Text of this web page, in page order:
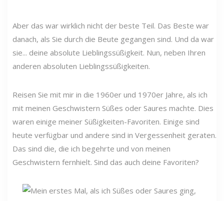
Aber das war wirklich nicht der beste Teil. Das Beste war
danach, als Sie durch die Beute gegangen sind. Und da war
sie... deine absolute Lieblingssüßigkeit. Nun, neben Ihren
anderen absoluten Lieblingssüßigkeiten.
Reisen Sie mit mir in die 1960er und 1970er Jahre, als ich
mit meinen Geschwistern Süßes oder Saures machte. Dies
waren einige meiner Süßigkeiten-Favoriten. Einige sind
heute verfügbar und andere sind in Vergessenheit geraten.
Das sind die, die ich begehrte und von meinen
Geschwistern fernhielt. Sind das auch deine Favoriten?